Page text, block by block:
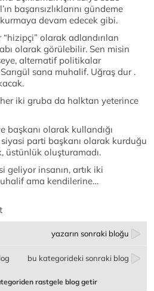
başarısızlıklarını gündeme
devam edecek gibi.
olarak adlandırılan
olarak görülebilir. Sen misin
alternatif politikalar
sana muhalif. Uğraş dur .
iki gruba da halktan yeterince
başkanı olarak kullandığı
parti başkanı olarak kurduğu
üstünlük oluşturamadı.
geliyor insanın, artık iki
ama kendilerine…
yazarın sonraki bloğu
bu kategorideki sonraki blog
rastgele blog getir